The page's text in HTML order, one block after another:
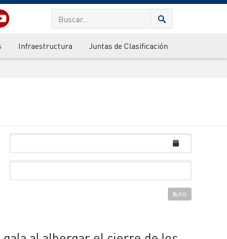
Infraestructura Juntas de Clasificación
RSS